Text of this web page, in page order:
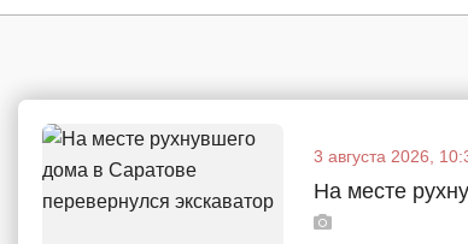
3 августа 2026,
На месте